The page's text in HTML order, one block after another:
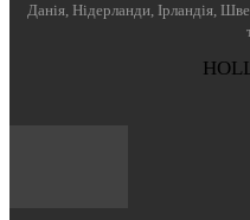
Данія, Нідерланди, Ірландія,